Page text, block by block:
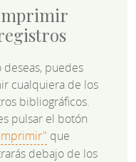
deseas, puedes
cualquiera de los
bibliográficos.
pulsar el botón
que
debajo de los